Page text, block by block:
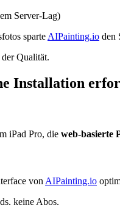
Server-Lag)
sparte AIPainting.io den
Qualität.
Installation
iPad Pro, die web-basierte
von AIPainting.io
keine Abos.